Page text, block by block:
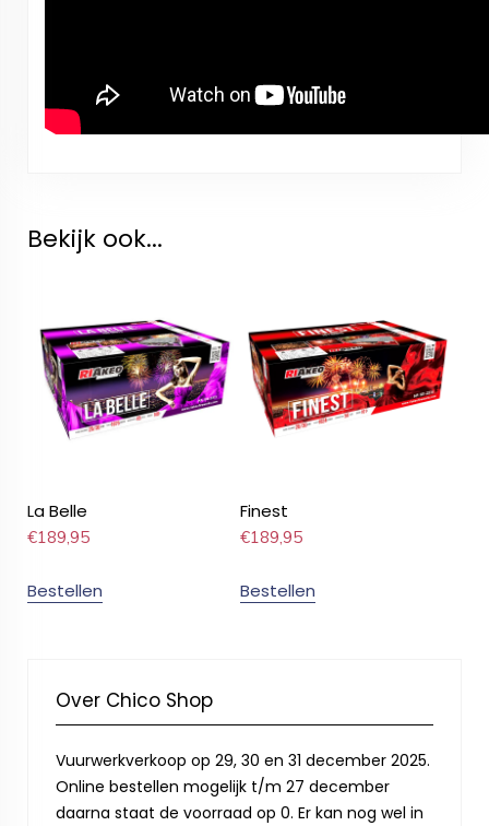
Bekijk ook...
La Belle
€189,95
Bestellen
Finest
€189,95
Bestellen
Over Chico Shop
Vuurwerkverkoop op 29, 30 en 31 december 2025.
Online bestellen mogelijk t/m 27 december
daarna staat de voorraad op 0. Er kan nog wel in